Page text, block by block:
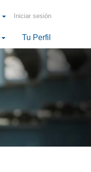
Iniciar sesión
Tu Perfil